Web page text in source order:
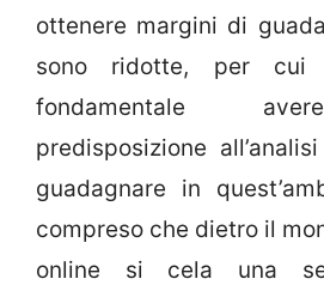
ottenere margini di
sono ridotte, per cui
fondamentale
predisposizione
guadagnare in
compreso che dietro il
online si cela una